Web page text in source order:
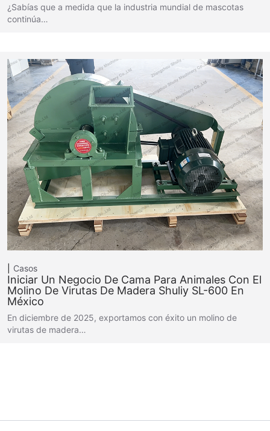
¿Sabías que a medida que la industria mundial de mascotas
continúa…
Casos
Iniciar Un Negocio De Cama Para Animales Con El
Molino De Virutas De Madera Shuliy SL-600 En
México
En diciembre de 2025, exportamos con éxito un molino de
virutas de madera…